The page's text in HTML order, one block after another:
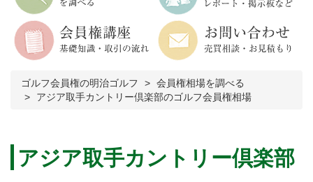
ゴルフ会員権の明治ゴルフ
会員権相場を調べる
アジア取手カントリー倶楽部のゴルフ会員権相場
アジア取手カントリー倶楽部